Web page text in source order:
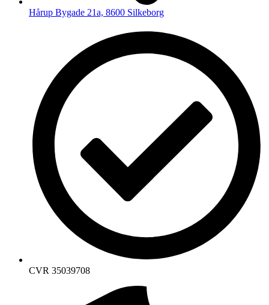
Hårup Bygade 21a, 8600 Silkeborg
CVR 35039708